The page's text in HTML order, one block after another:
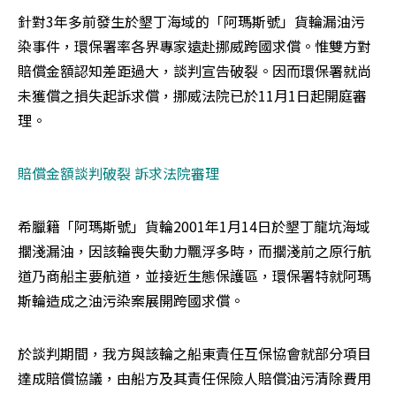
針對3年多前發生於墾丁海域的「阿瑪斯號」貨輪漏油污
染事件，環保署率各界專家遠赴挪威跨國求償。惟雙方對
賠償金額認知差距過大，談判宣告破裂。因而環保署就尚
未獲償之損失起訴求償，挪威法院已於11月1日起開庭審
理。
賠償金額談判破裂 訴求法院審理
希臘籍「阿瑪斯號」貨輪2001年1月14日於墾丁龍坑海域
擱淺漏油，因該輪喪失動力飄浮多時，而擱淺前之原行航
道乃商船主要航道，並接近生態保護區，環保署特就阿瑪
斯輪造成之油污染案展開跨國求償。
於談判期間，我方與該輪之船東責任互保協會就部分項目
達成賠償協議，由船方及其責任保險人賠償油污清除費用